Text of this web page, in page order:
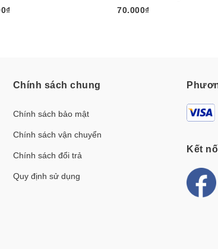
70.000₫
Chính sách chung
Chính sách bảo mật
Chính sách vận chuyển
Chính sách đổi trả
Quy định sử dụng
Kết